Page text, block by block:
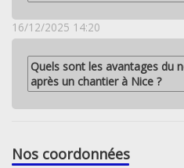
16/12/2025 14:20
Quels sont les avantages du
après un chantier à Nice ?
Nos coordonnées